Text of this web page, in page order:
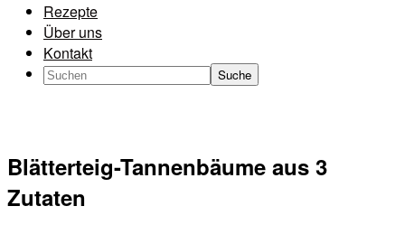
Rezepte
Über uns
Kontakt
Search
Blätterteig-Tannenbäume aus 3
Zutaten